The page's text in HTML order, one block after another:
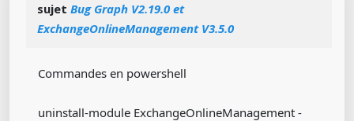
sujet Bug Graph V2.19.0 et
ExchangeOnlineManagement V3.5.0
Commandes en powershell
uninstall-module ExchangeOnlineManagement -